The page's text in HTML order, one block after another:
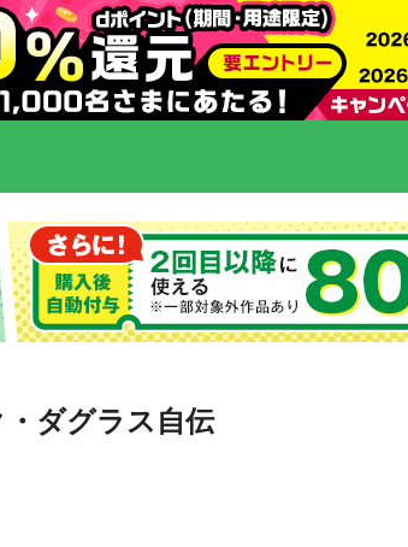
・ダグラス自伝